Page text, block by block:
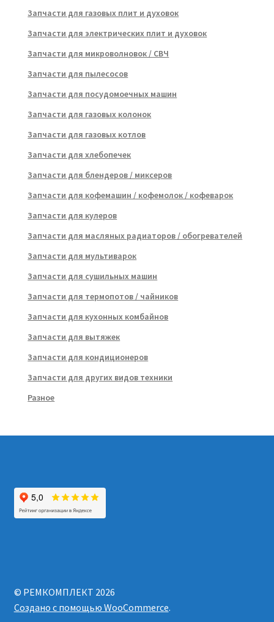
Запчасти для газовых плит и духовок
Запчасти для электрических плит и духовок
Запчасти для микроволновок / СВЧ
Запчасти для пылесосов
Запчасти для посудомоечных машин
Запчасти для газовых колонок
Запчасти для газовых котлов
Запчасти для хлебопечек
Запчасти для блендеров / миксеров
Запчасти для кофемашин / кофемолок / кофеварок
Запчасти для кулеров
Запчасти для масляных радиаторов / обогревателей
Запчасти для мультиварок
Запчасти для сушильных машин
Запчасти для термопотов / чайников
Запчасти для кухонных комбайнов
Запчасти для вытяжек
Запчасти для кондиционеров
Запчасти для других видов техники
Разное
© РЕМКОМПЛЕКТ 2026
Создано с помощью WooCommerce.